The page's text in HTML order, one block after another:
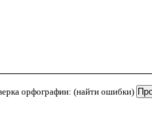
орфографии: (найти ошибки)